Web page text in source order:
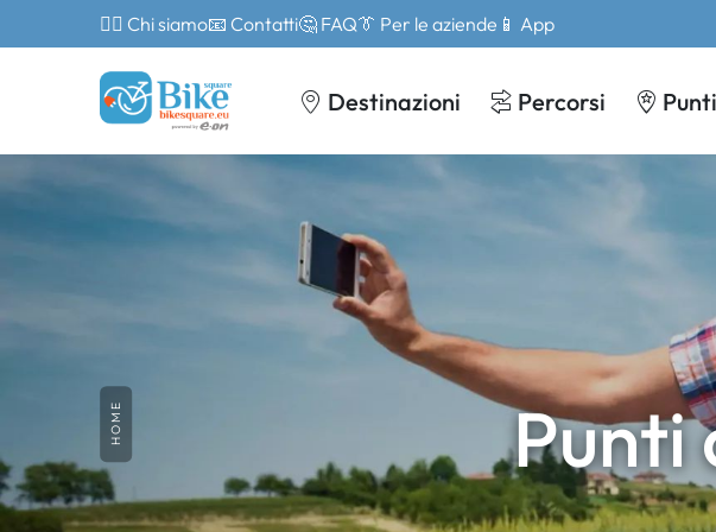
🙎‍♂️ Chi siamo📧 Contatti🤔 FAQ👔 Per le aziende 📱 App
Destinazioni Percorsi
Punti
HOME